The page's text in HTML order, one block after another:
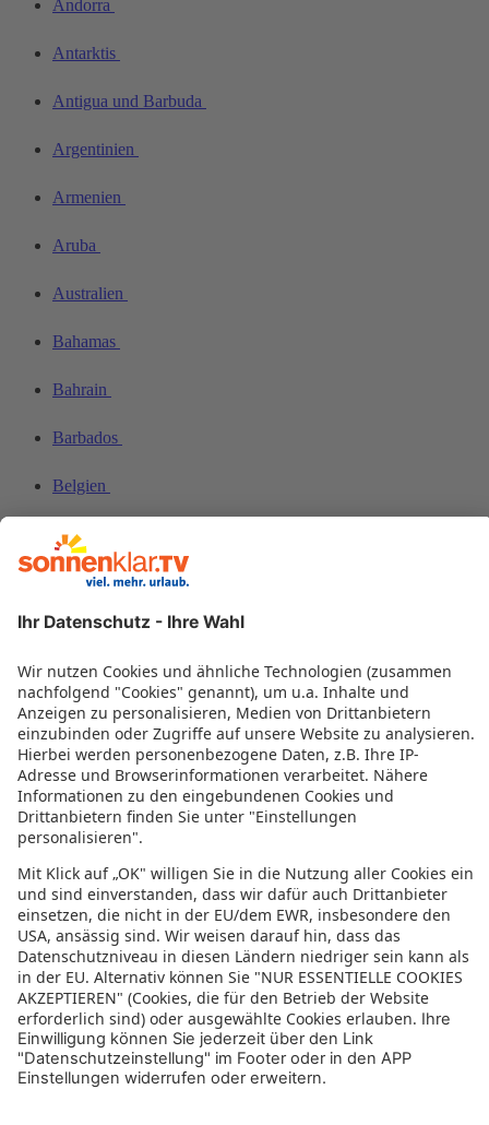
Andorra
Antarktis
Antigua und Barbuda
Argentinien
Armenien
Aruba
Australien
Bahamas
Bahrain
Barbados
Belgien
Belize
Bhutan
Bolivien
Bonaire
Botswana
Brasilien
Bulgarien
Chile
1 von 7
1
2
3